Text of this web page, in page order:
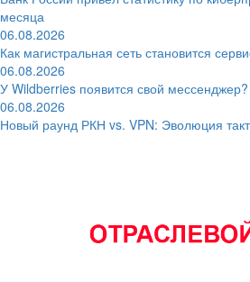
месяца
06.08.2026
Как магистральная сеть становится
06.08.2026
У Wildberries появится свой мессенджер?
06.08.2026
Новый раунд РКН vs. VPN: Эволюция